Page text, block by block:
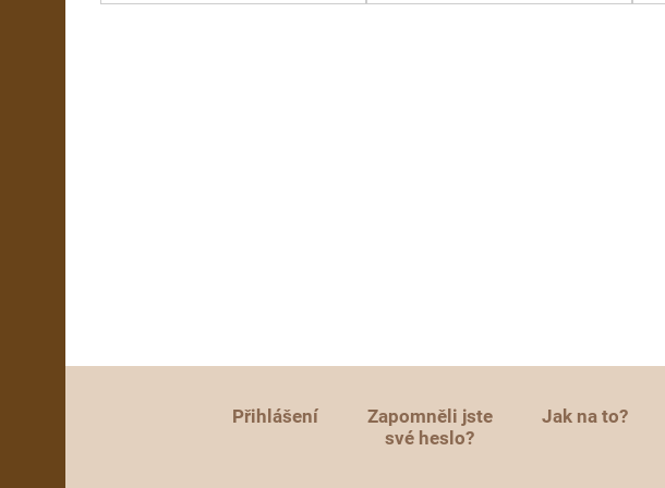
Přihlášení
Zapomněli jste
své heslo?
Jak na to?